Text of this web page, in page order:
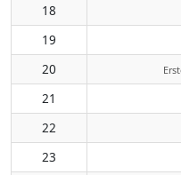
18
19
20
21
22
23